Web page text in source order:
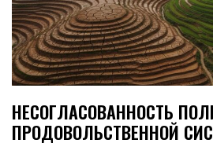
НЕСОГЛАСОВАННОСТЬ
ПРОДОВОЛЬСТВЕННОЙ